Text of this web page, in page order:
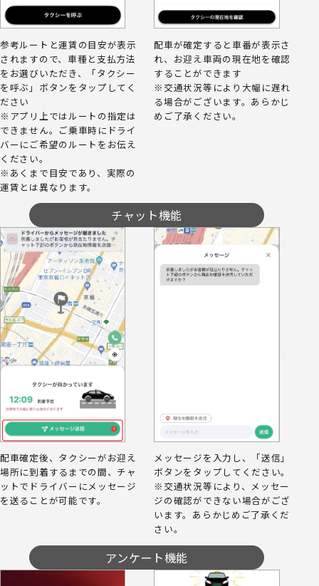
参考ルートと運賃の目安が表示
されますので、車種と支払方法
をお選びいただき、「タクシー
を呼ぶ」ボタンをタップしてく
ださい
※アプリ上ではルートの指定は
できません。ご乗車時にドライ
バーにご希望のルートをお伝え
ください。
※あくまで目安であり、実際の
運賃とは異なります。
配車が確定すると車番が表示さ
れ、お迎え車両の現在地を確認
することができます
※交通状況等により大幅に遅れ
る場合がございます。あらかじ
めご了承ください。
チャット機能
配⾞確定後、タクシーがお迎え
場所に到着するまでの間、チャ
ットでドライバーにメッセージ
を送ることが可能です。
メッセージを入力し、「送信」
ボタンをタップしてください。
※交通状況等により、メッセー
ジの確認ができない場合がござ
います。あらかじめご了承くだ
さい。
アンケート機能